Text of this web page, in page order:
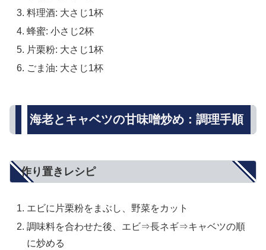
料理酒: 大さじ1杯
蜂蜜: 小さじ2杯
片栗粉: 大さじ1杯
ごま油: 大さじ1杯
海老とキャベツの甘味噌炒め：調理手順
作り置きレシピ
エビに片栗粉をまぶし、野菜をカット
調味料を合わせた後、エビ⇒長ネギ⇒キャベツの順
に炒める